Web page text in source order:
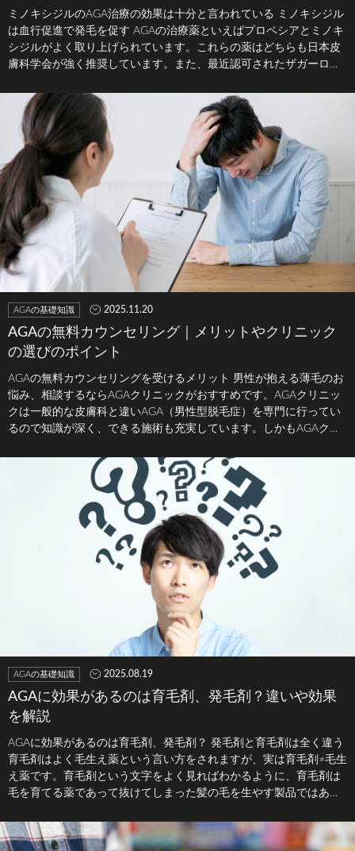
ミノキシジルのAGA治療の効果は十分と言われている ミノキシジル
は血行促進で発毛を促す AGAの治療薬といえばプロペシアとミノキ
シジルがよく取り上げられています。これらの薬はどちらも日本皮
膚科学会が強く推奨しています。また、最近認可されたザガーロに
AGAの基礎知識 2025.11.20
AGAの無料カウンセリング｜メリットやクリニック
の選びのポイント
AGAの無料カウンセリングを受けるメリット 男性が抱える薄毛のお
悩み、相談するならAGAクリニックがおすすめです。AGAクリニッ
クは一般的な皮膚科と違いAGA（男性型脱毛症）を専門に行ってい
るので知識が深く、できる施術も充実しています。しかもAGAクリ
AGAの基礎知識 2025.08.19
AGAに効果があるのは育毛剤、発毛剤？違いや効果
を解説
AGAに効果があるのは育毛剤、発毛剤？ 発毛剤と育毛剤は全く違う
育毛剤はよく毛生え薬という言い方をされますが、実は育毛剤≠毛生
え薬です。育毛剤という文字をよく見ればわかるように、育毛剤は
毛を育てる薬であって抜けてしまった髪の毛を生やす製品ではあり